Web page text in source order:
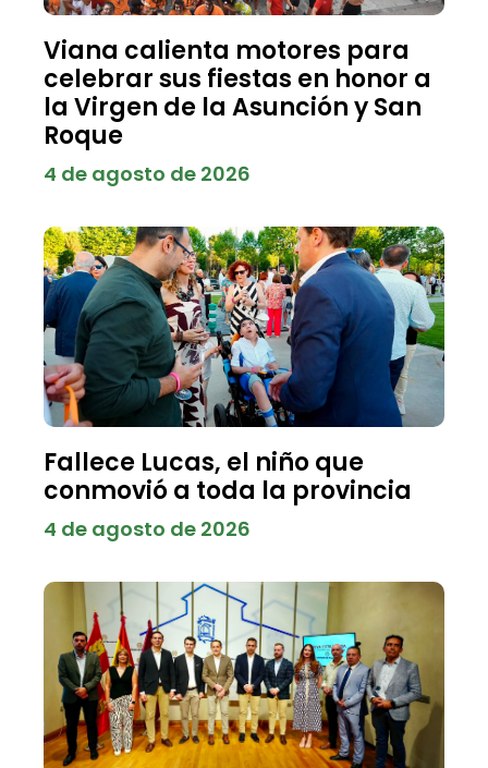
Viana calienta motores para
celebrar sus fiestas en honor a
la Virgen de la Asunción y San
Roque
4 de agosto de 2026
Fallece Lucas, el niño que
conmovió a toda la provincia
4 de agosto de 2026